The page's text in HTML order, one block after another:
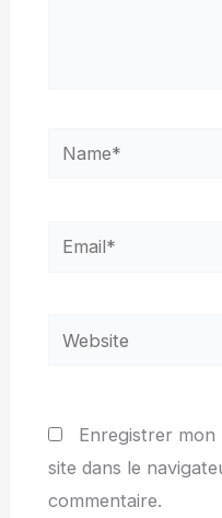
Name*
Email*
Website
Enregistrer mon
site dans le
commentaire.